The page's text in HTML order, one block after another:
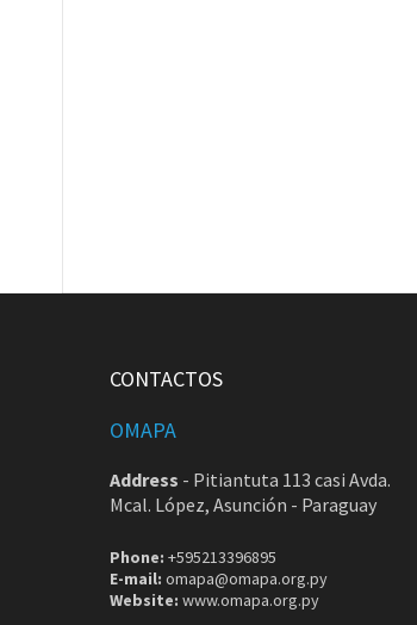
CONTACTOS
OMAPA
Address - Pitiantuta 113 casi Avda.
Mcal. López, Asunción - Paraguay
Phone: +595213396895
E-mail: omapa@omapa.org.py
Website: www.omapa.org.py